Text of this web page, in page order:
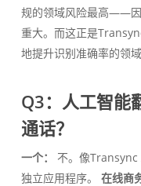
规的领域风险最高——因
重大。而这正是
地提升识别准确率的领
Q3：人工智能
通话？
一个：
不。像
独立应用程序。 在线商